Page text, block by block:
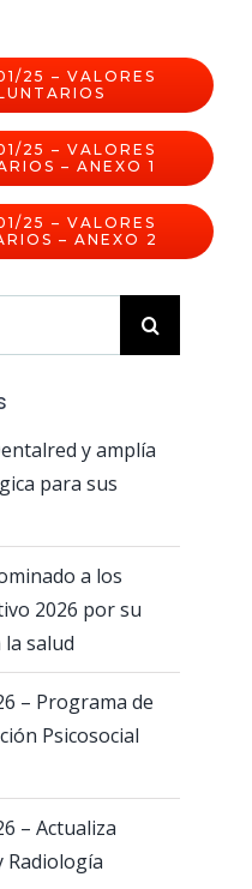
25 – VALORES
25 – VALORES
– ANEXO 1
25 – VALORES
– ANEXO 2
y amplía
para sus
a los
2026 por su
la salud
– Programa de
Psicosocial
– Actualiza
Radiología